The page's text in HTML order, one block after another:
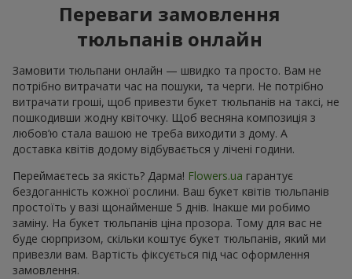
Переваги замовлення
тюльпанів онлайн
Замовити тюльпани онлайн — швидко та просто. Вам не
потрібно витрачати час на пошуки, та черги. Не потрібно
витрачати гроші, щоб привезти букет тюльпанів на таксі, не
пошкодивши жодну квіточку. Щоб весняна композиція з
любов’ю стала вашою не треба виходити з дому. А
доставка квітів додому відбувається у лічені години.
Переймаєтесь за якість? Дарма! Flowers.ua гарантує
бездоганність кожної рослини. Ваш букет квітів тюльпанів
простоїть у вазі щонайменше 5 днів. Інакше ми робимо
заміну. На букет тюльпанів ціна прозора. Тому для вас не
буде сюрпризом, скільки коштує букет тюльпанів, який ми
привезли вам. Вартість фіксується під час оформлення
замовлення.